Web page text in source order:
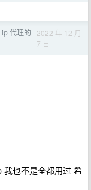
代理的
2022 年 12 月
7 日
我也不是全都用过 希